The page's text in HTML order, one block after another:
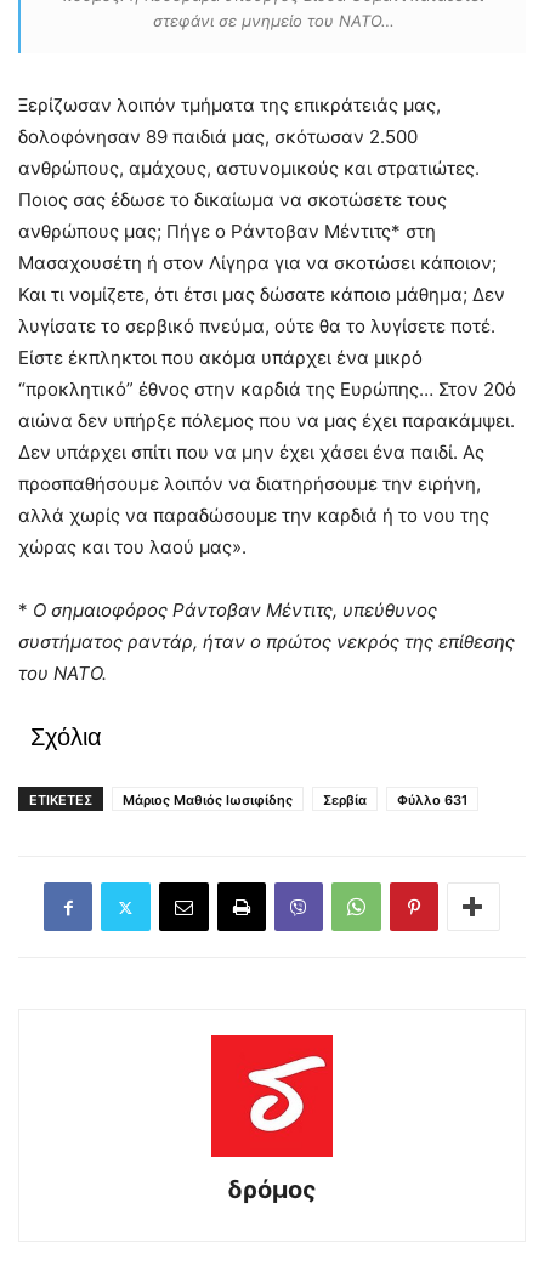
στεφάνι σε μνημείο του ΝΑΤΟ…
Ξερίζωσαν λοιπόν τμήματα της επικράτειάς μας,
δολοφόνησαν 89 παιδιά μας, σκότωσαν 2.500
ανθρώπους, αμάχους, αστυνομικούς και στρατιώτες.
Ποιος σας έδωσε το δικαίωμα να σκοτώσετε τους
ανθρώπους μας; Πήγε ο Ράντοβαν Μέντιτς* στη
Μασαχουσέτη ή στον Λίγηρα για να σκοτώσει κάποιον;
Και τι νομίζετε, ότι έτσι μας δώσατε κάποιο μάθημα; Δεν
λυγίσατε το σερβικό πνεύμα, ούτε θα το λυγίσετε ποτέ.
Είστε έκπληκτοι που ακόμα υπάρχει ένα μικρό
“προκλητικό” έθνος στην καρδιά της Ευρώπης… Στον 20ό
αιώνα δεν υπήρξε πόλεμος που να μας έχει παρακάμψει.
Δεν υπάρχει σπίτι που να μην έχει χάσει ένα παιδί. Ας
προσπαθήσουμε λοιπόν να διατηρήσουμε την ειρήνη,
αλλά χωρίς να παραδώσουμε την καρδιά ή το νου της
χώρας και του λαού μας».
* Ο σημαιοφόρος Ράντοβαν Μέντιτς, υπεύθυνος
συστήματος ραντάρ, ήταν ο πρώτος νεκρός της επίθεσης
του ΝΑΤΟ.
Σχόλια
ΕΤΙΚΕΤΕΣ Μάριος Μαθιός Ιωσιφίδης Σερβία Φύλλο 631
δρόμος